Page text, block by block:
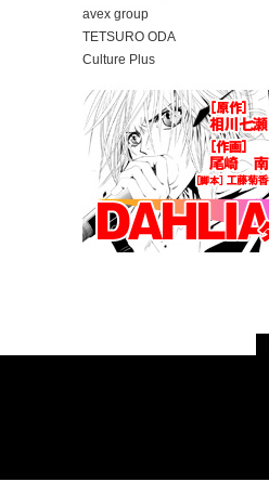
avex group
TETSURO ODA
Culture Plus